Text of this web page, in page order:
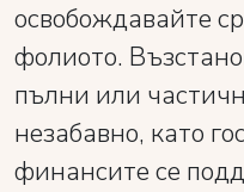
освобождавайте
фолиото.
пълни или
незабавно, като
финансите се